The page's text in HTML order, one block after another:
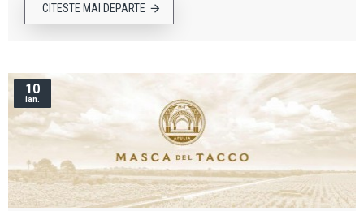
CITESTE MAI DEPARTE
10
ian.